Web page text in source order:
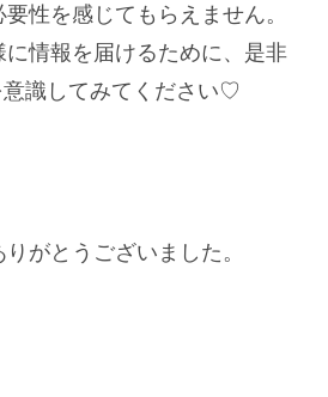
性を感じてもらえません。
情報を届けるために、是非
識してみてください♡
がとうございました。